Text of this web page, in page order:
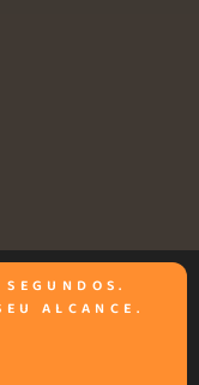
ALCANCE.